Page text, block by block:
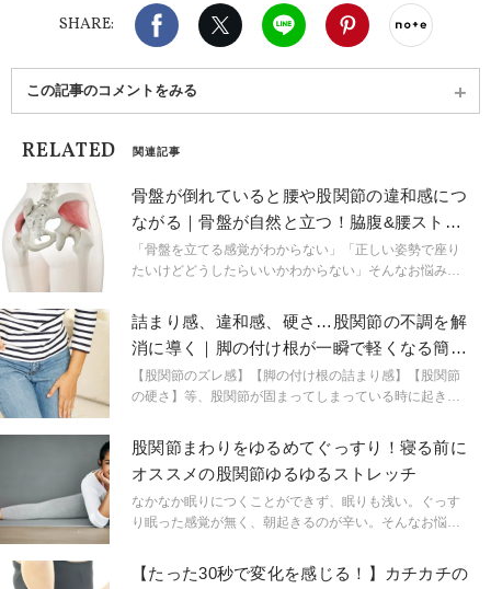
は2児の母。
SHARE:
Facebook X（旧twitter）
LINE Pinterest
この記事のコメントをみる
RELATED 関連記事
骨盤が倒れていると腰や股関節の違和感につ
ながる｜骨盤が自然と立つ！脇腹&腰ストレ
ッチ
「骨盤を立てる感覚がわからない」「正しい姿勢で座り
たいけどどうしたらいいかわからない」そんなお悩みを
姿勢が崩れたり、腰や股関節の違和感を引き起こす原因
になります。そこで今日は骨盤が自然と正しい位置に立
つ脇腹＆腰ストレッチをご紹介します。
詰まり感、違和感、硬さ…股関節の不調を解
消に導く｜脚の付け根が一瞬で軽くなる簡単
ストレッチ
【股関節のズレ感】【脚の付け根の詰まり感】【股関節
の硬さ】等、股関節が固まってしまっている時に起きて
ケアには様々なストレッチがありますが、3つの症状改善
の基礎となるお手軽ストレッチをご紹介します。
股関節まわりをゆるめてぐっすり！寝る前に
オススメの股関節ゆるゆるストレッチ
なかなか眠りにつくことができず、眠りも浅い。ぐっす
り眠った感覚が無く、朝起きるのが辛い。そんなお悩み
【たった30秒で変化を感じる！】カチカチの